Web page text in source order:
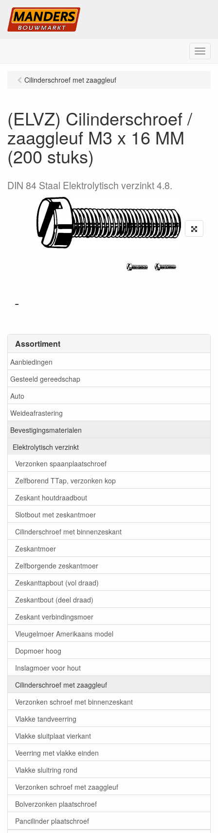
M
e
Assortiment
Aanbiedingen
Gesteeld gereedschap
Auto
Weideafrastering
Bevestigingsmaterialen
Elektrolytisch verzinkt
Verzonken spaanplaatschroef
Zelfborend TTap, verzonken kop
Zeskant houtdraadbout
Slotbout met zeskantmoer
Cilinderschroef met binnenzeskant
Zeskantmoer
Zelfborgende zeskantmoer
Zeskanttapbout (vol draad)
Zeskantbout (deel draad)
Zeskant verbindingsmoer
Vleugelmoer Amerikaans model
Dopmoer hoog
Inslagmoer voor hout
Cilinderschroef met zaaggleuf
Verzonken schroef met binnenzeskant
Vlakke tandveerring
Vlakke sluitplaat vierkant
Veerring met vlakke einden
Vlakke sluitring rond
Verzonken schroef met zaaggleuf
Bolverzonken plaatschroef
Pancilinder plaatschroef
Cilinderschroef met zaaggleuf
(ELVZ) Cilinderschroef /
zaaggleuf M3 x 16 MM
(200 stuks)
DIN 84 Staal Elektrolytisch verzinkt 4.8.
-